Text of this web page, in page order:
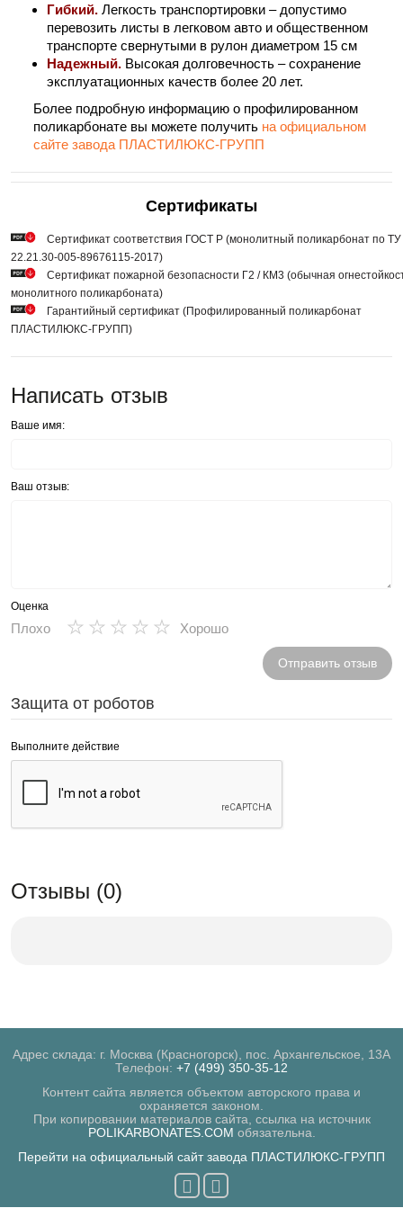
Гибкий. Легкость транспортировки – допустимо
перевозить листы в легковом авто и общественном
транспорте свернутыми в рулон диаметром 15 см
Надежный. Высокая долговечность – сохранение
эксплуатационных качеств более 20 лет.
Более подробную информацию о профилированном
поликарбонате вы можете получить на официальном
сайте завода ПЛАСТИЛЮКС-ГРУПП
Сертификаты
Сертификат соответствия ГОСТ Р (монолитный поликарбонат по ТУ
22.21.30-005-89676115-2017)
Сертификат пожарной безопасности Г2 / КМ3 (обычная
монолитного поликарбоната)
Гарантийный сертификат (Профилированный поликарбонат
ПЛАСТИЛЮКС-ГРУПП)
Написать отзыв
Ваше имя:
Ваш отзыв:
Оценка
Плохо ★
★
★
★
★ Хорошо
Отправить отзыв
Защита от роботов
Выполните действие
Отзывы (0)
Адрес склада: г. Москва (Красногорск), пос. Архангельское, 13А
Телефон: +7 (499) 350-35-12
Контент сайта является объектом авторского права и
охраняется законом.
При копировании материалов сайта, ссылка на источник
POLIKARBONATES.COM обязательна.
Перейти на официальный сайт завода ПЛАСТИЛЮКС-ГРУПП